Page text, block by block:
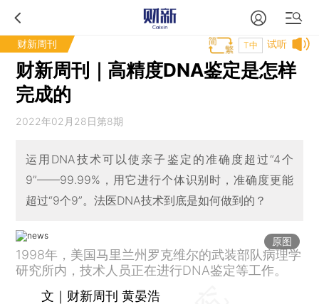
财新周刊 试听
T中
财新周刊｜高精度DNA鉴定是怎样
完成的
2022年02月28日第8期
运用DNA技术可以使亲子鉴定的准确度超过“4个
9”——99.99%，用它进行个体识别时，准确度更能
超过“9个9”。法医DNA技术到底是如何做到的？
原图
1998年，美国马里兰州罗克维尔的武装部队病理学
研究所内，技术人员正在进行DNA鉴定等工作。
文｜财新周刊 黄晏浩